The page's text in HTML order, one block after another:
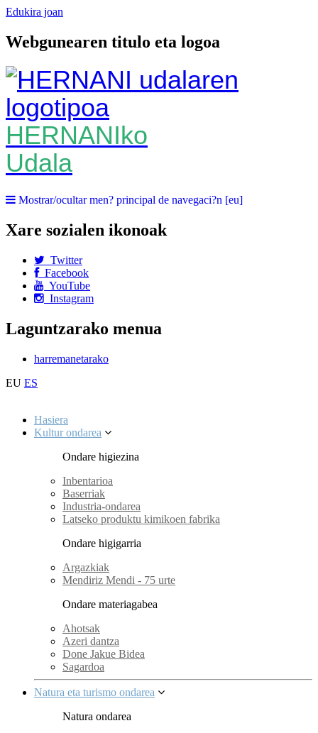
Edukira joan
Webgunearen titulo eta logoa
HERNANIko
Udala
Mostrar/ocultar men? principal de navegaci?n [eu]
Xare sozialen ikonoak
Twitter
Facebook
YouTube
Instagram
Laguntzarako menua
harremanetarako
EU ES
Hasiera
Kultur ondarea
Ondare higiezina
Inbentarioa
Baserriak
Industria-ondarea
Latseko produktu kimikoen fabrika
Ondare higigarria
Argazkiak
Mendiriz Mendi - 75 urte
Ondare materiagabea
Ahotsak
Azeri dantza
Done Jakue Bidea
Sagardoa
Natura eta turismo ondarea
Natura ondarea